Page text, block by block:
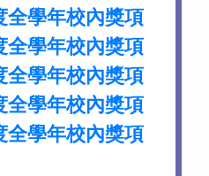
全學年校內獎項
全學年校內獎項
全學年校內獎項
全學年校內獎項
全學年校內獎項